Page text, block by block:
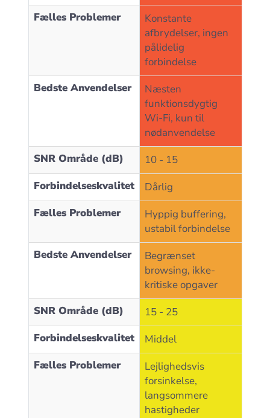
Fælles Problemer
Konstante
afbrydelser, ingen
pålidelig
forbindelse
Bedste Anvendelser
Næsten
funktionsdygtig
Wi-Fi, kun til
nødanvendelse
SNR Område (dB)
10 - 15
Forbindelseskvalitet
Dårlig
Fælles Problemer
Hyppig buffering,
ustabil forbindelse
Bedste Anvendelser
Begrænset
browsing, ikke-
kritiske opgaver
SNR Område (dB)
15 - 25
Forbindelseskvalitet
Middel
Fælles Problemer
Lejlighedsvis
forsinkelse,
langsommere
hastigheder